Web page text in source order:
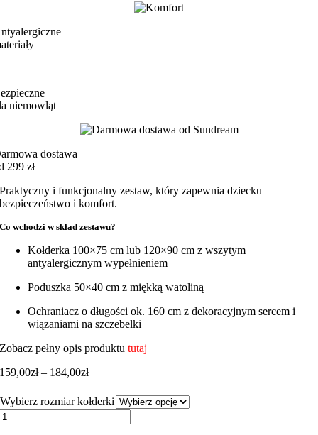
niemowląt
dostawa
299 zł
Praktyczny i funkcjonalny zestaw, który zapewnia dziecku
bezpieczeństwo i komfort.
Co wchodzi w skład zestawu?
Kołderka 100×75 cm lub 120×90 cm z wszytym
antyalergicznym wypełnieniem
Poduszka 50×40 cm z miękką watoliną
Ochraniacz o długości ok. 160 cm z dekoracyjnym sercem i
wiązaniami na szczebelki
Zobacz pełny opis produktututaj
159,00zł – 184,00złZakres
od
159,00zł
do
Wybierz rozmiar kołderki